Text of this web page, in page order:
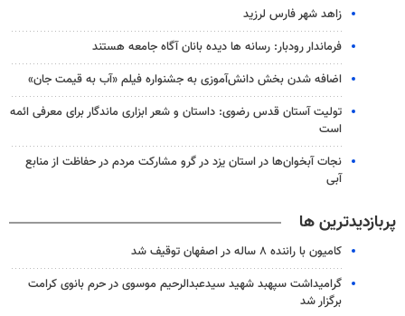
زاهد شهر فارس لرزید
فرماندار رودبار: رسانه ها دیده بانان آگاه جامعه هستند
اضافه شدن بخش دانش‌آموزی به جشنواره فیلم «آب به قیمت جان»
تولیت آستان قدس رضوی: داستان و شعر ابزاری ماندگار برای معرفی ائمه
است
نجات آبخوان‌ها در استان یزد در گرو مشارکت مردم در حفاظت از منابع
آبی
پربازدیدترین ها
کامیون با راننده ۸ ساله در اصفهان توقیف شد
گرامیداشت سپهبد شهید سیدعبدالرحیم موسوی در حرم بانوی کرامت
برگزار شد